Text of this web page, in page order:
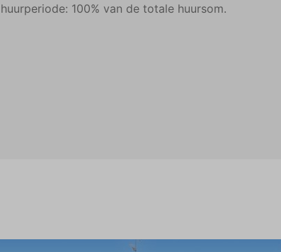
huurperiode: 100% van de totale huursom.